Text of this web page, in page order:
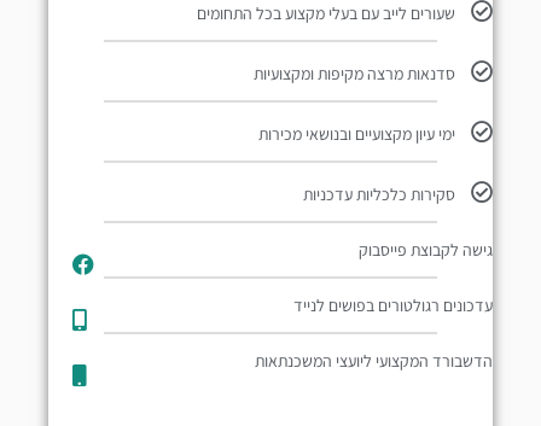
שעורים לייב עם בעלי מקצוע בכל התחומים
סדנאות מרצה מקיפות ומקצועיות
ימי עיון מקצועיים ובנושאי מכירות
סקירות כלכליות עדכניות
גישה לקבוצת פייסבוק
עדכונים רגולטורים בפושים לנייד​
הדשבורד המקצועי ליועצי המשכנתאות